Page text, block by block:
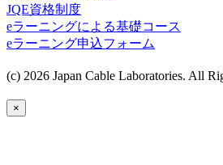
JQE資格制度
eラーニングによる基礎コース
eラーニング申込フォーム
(c) 2026 Japan Cable Laboratories. All
×